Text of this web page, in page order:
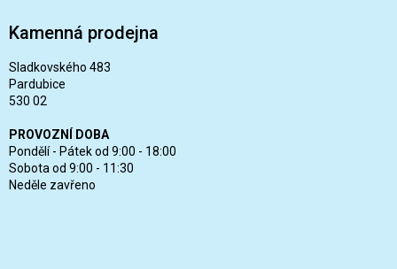
Kamenná prodejna
Sladkovského 483
Pardubice
530 02
PROVOZNÍ DOBA
Pondělí - Pátek od 9:00 - 18:00
Sobota od 9:00 - 11:30
Neděle zavřeno